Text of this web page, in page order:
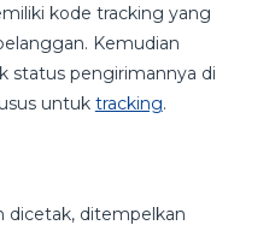
kode tracking yang
Kemudian
status pengirimannya di
untuk tracking.
dicetak, ditempelkan